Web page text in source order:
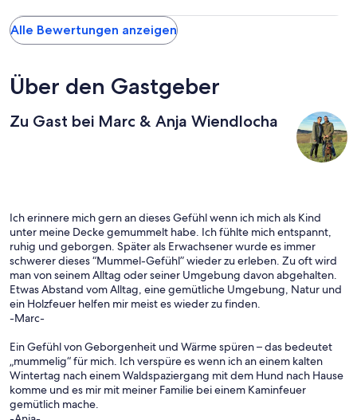
Alle Bewertungen anzeigen
Über den Gastgeber
Zu Gast bei Marc & Anja Wiendlocha
Ich erinnere mich gern an dieses Gefühl wenn ich mich als Kind
unter meine Decke gemummelt habe. Ich fühlte mich entspannt,
ruhig und geborgen. Später als Erwachsener wurde es immer
schwerer dieses “Mummel-Gefühl” wieder zu erleben. Zu oft wird
man von seinem Alltag oder seiner Umgebung davon abgehalten.
Etwas Abstand vom Alltag, eine gemütliche Umgebung, Natur und
ein Holzfeuer helfen mir meist es wieder zu finden.
-Marc-
Ein Gefühl von Geborgenheit und Wärme spüren – das bedeutet
„mummelig“ für mich. Ich verspüre es wenn ich an einem kalten
Wintertag nach einem Waldspaziergang mit dem Hund nach Hause
komme und es mir mit meiner Familie bei einem Kaminfeuer
gemütlich mache.